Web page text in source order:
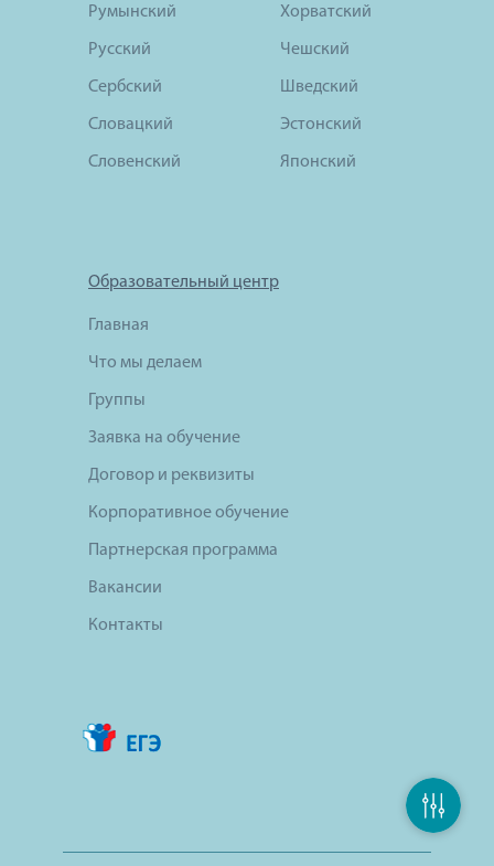
Румынский
Русский
Сербский
Словацкий
Словенский
Хорватский
Чешский
Шведский
Эстонский
Японский
Образовательный центр
Главная
Что мы делаем
Группы
Заявка на обучение
Договор и реквизиты
Корпоративное обучение
Партнерская программа
Вакансии
Контакты